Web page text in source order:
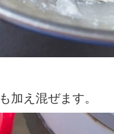
加え混ぜます。